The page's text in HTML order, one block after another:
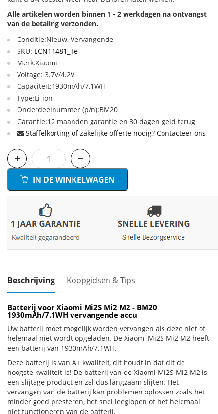
Alle artikelen worden binnen 1 - 2 werkdagen na ontvangst
van de betaling verzonden.
Conditie:Nieuw, Vervangende
SKU: ECN11481_Te
Merk:Xiaomi
Voltage: 3.7V/4.2V
Capaciteit:1930mAh/7.1WH
Type:Li-ion
Onderdeelnummer (p/n):BM20
Garantie:12 maanden garantie en 30 dagen geld terug
Staffelkorting of zakelijke offerte nodig? Contacteer ons
IN DE WINKELWAGEN
Beschrijving Koopgidsen & Tips
Batterij voor Xiaomi Mi2S Mi2 M2 - BM20
1930mAh/7.1WH vervangende accu
Uw batterij moet mogelijk worden vervangen als deze niet of
helemaal niet wordt opgeladen. De Xiaomi Mi2S Mi2 M2 heeft
een batterij van 1930mAh/7.1WH.
Deze batterij is van A+ kwaliteit, dit houdt in dat dit de
hoogste kwaliteit is! De batterij van de Xiaomi Mi2S Mi2 M2 is
een slijtage product en zal dus langzaam slijten. Het
vervangen van de batterij kan problemen oplossen zoals het
minder goed presteren, het snel leeglopen of het helemaal
niet functioneren van de batterij.